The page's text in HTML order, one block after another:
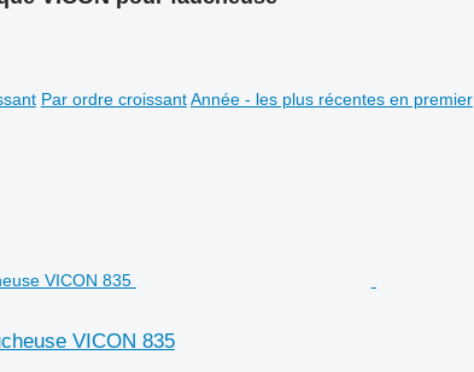
Par ordre croissant Année - les plus récentes en premier
VICON 835